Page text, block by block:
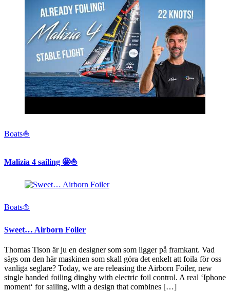
Boats⛵️
Malizia 4 sailing 🤩⛵️
Boats⛵️
Sweet… Airborn Foiler
Thomas Tison är ju en designer som som ligger på framkant. Vad
sägs om den här maskinen som skall göra det enkelt att foila för oss
vanliga seglare? Today, we are releasing the Airborn Foiler, new
single handed foiling dinghy with electric foil control. A real ‘Iphone
moment‘ for sailing, with a design that combines […]